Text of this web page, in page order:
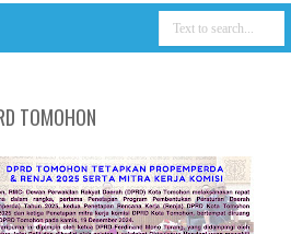
TOMOHON